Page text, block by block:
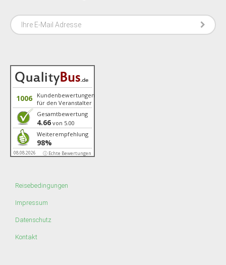
1006
Kundenbewertungen
für den Veranstalter
Gesamtbewertung
4.66 von 5.00
Weiterempfehlung
98%
08.08.2026 ⓘ Echte Bewertungen
Reisebedingungen
Impressum
Datenschutz
Kontakt